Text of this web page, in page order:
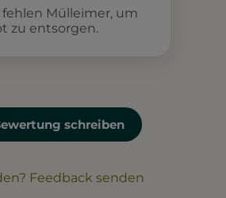
fehlen Mülleimer, um
zu entsorgen.
schreiben
Feedback senden